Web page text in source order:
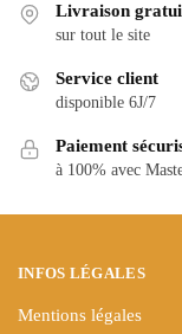
Les
options
peuvent
sur
page
produit
Livraison
sur tout le site
Service client
disponible 6J/7
Paiement
à 100% avec
INFOS LÉGALES
Mentions légales